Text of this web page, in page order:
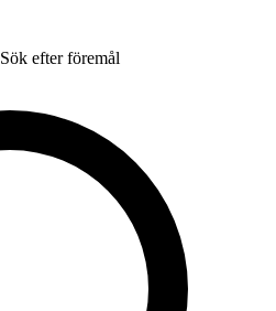
Sök efter föremål